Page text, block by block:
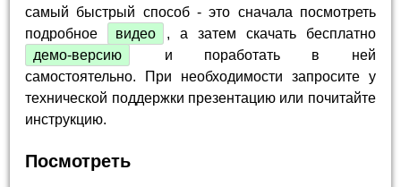
самый быстрый способ - это сначала посмотреть
подробное
видео
, а затем скачать бесплатно
демо-версию
и поработать в ней
самостоятельно. При необходимости запросите у
технической поддержки презентацию или почитайте
инструкцию.
Посмотреть